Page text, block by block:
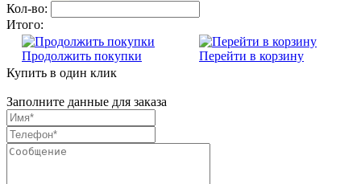
Кол-во:
Итого:
Продолжить покупки
Перейти в корзину
Купить в один клик
Заполните данные для заказа